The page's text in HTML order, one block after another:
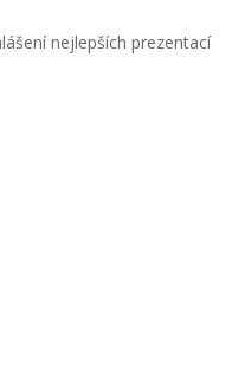
nejlepších prezentací